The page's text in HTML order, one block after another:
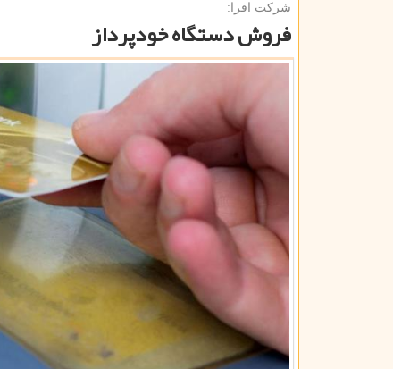
شركت افرا:
فروش دستگاه خودپرداز